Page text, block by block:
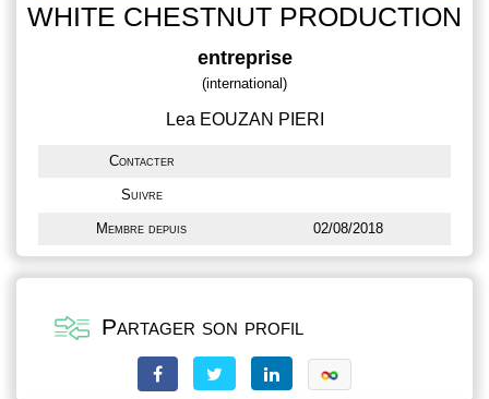
WHITE CHESTNUT PRODUCTION
entreprise
(international)
Lea EOUZAN PIERI
Contacter
Suivre
Membre depuis 02/08/2018
Partager son profil